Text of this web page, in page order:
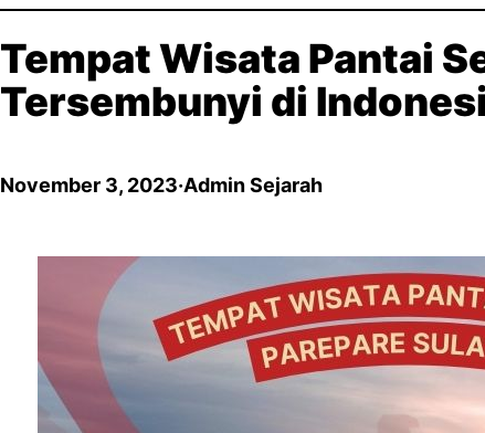
Tempat Wisata Pantai
Tersembunyi di
November 3, 2023·Admin Sejarah